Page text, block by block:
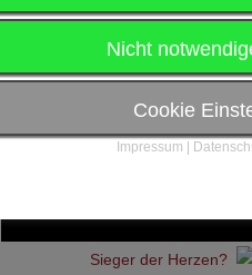
Feb. 15, 2026
The Legends
VFB Friedrichshain
11:45 The Legends
Sieger der Herzen?
Nicht
Cookie
Impressum |